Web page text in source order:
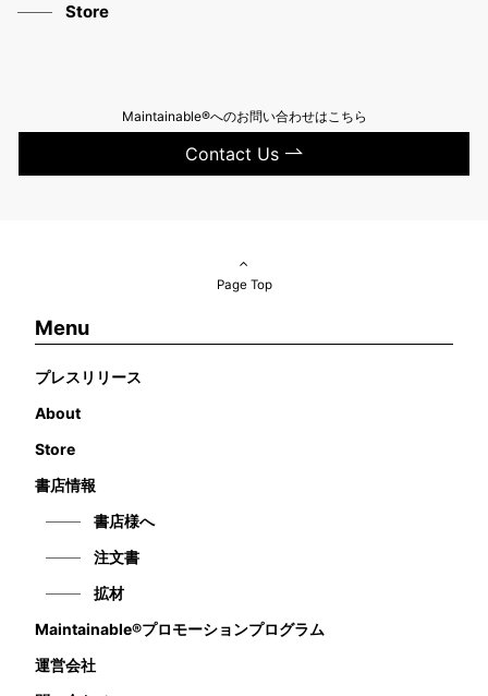
Store
Maintainable®へのお問い合わせはこちら
Contact Us
Page Top
Menu
プレスリリース
About
Store
書店情報
書店様へ
注文書
拡材
Maintainable®プロモーションプログラム
運営会社